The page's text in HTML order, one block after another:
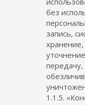
без
запись,
передачу,
1.1.5.